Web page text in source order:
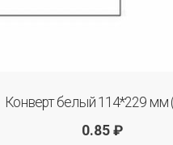
Конверт белый 114*229 мм
0.85 ₽